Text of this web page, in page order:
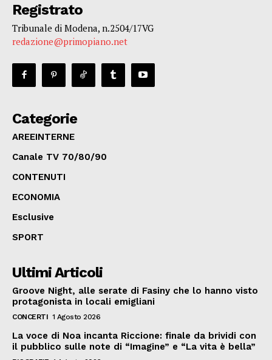
Registrato
Tribunale di Modena, n.2504/17VG
redazione@primopiano.net
Categorie
AREEINTERNE
Canale TV 70/80/90
CONTENUTI
ECONOMIA
Esclusive
SPORT
Ultimi Articoli
Groove Night, alle serate di Fasiny che lo hanno visto
protagonista in locali emigliani
CONCERTI 1 Agosto 2026
La voce di Noa incanta Riccione: finale da brividi con
il pubblico sulle note di “Imagine” e “La vita è bella”